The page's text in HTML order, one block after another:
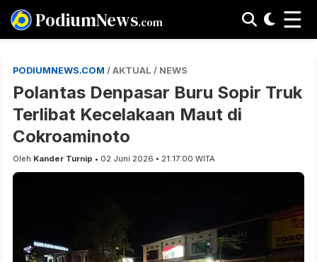
PodiumNews.com ☰
PODIUMNEWS.COM / AKTUAL / NEWS
Polantas Denpasar Buru Sopir Truk
Terlibat Kecelakaan Maut di
Cokroaminoto
Oleh Kander Turnip • 02 Juni 2026 • 21:17:00 WITA